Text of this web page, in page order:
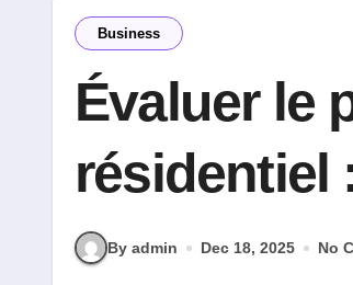
Business
Évaluer le
résidentiel
By admin Dec 18, 2025 No